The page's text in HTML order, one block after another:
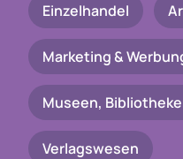
Einzelhandel
Marketing &
Museen,
Verlagswesen